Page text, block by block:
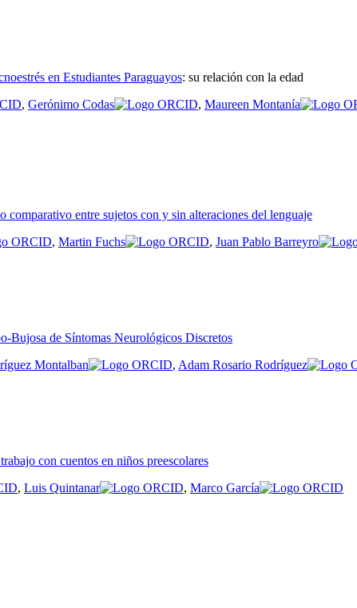
en Estudiantes Paraguayos: su relación con la edad
, Gerónimo Codas , Maureen Montanía
entre sujetos con y sin alteraciones del lenguaje
, Martin Fuchs , Juan Pablo Barreyro
Bujosa de Síntomas Neurológicos Discretos
Montalban , Adam Rosario Rodríguez
con cuentos en niños preescolares
, Luis Quintanar , Marco García